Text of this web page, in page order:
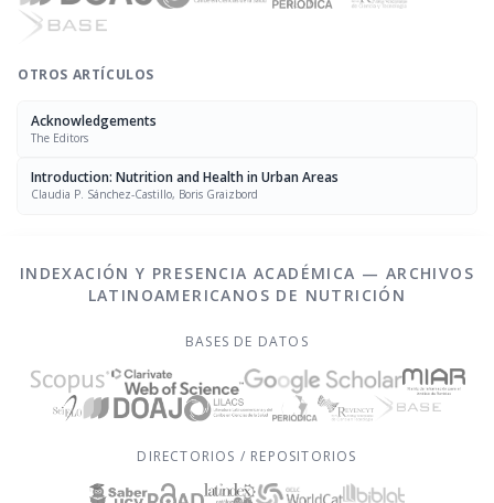
OTROS ARTÍCULOS
Acknowledgements
The Editors
Introduction: Nutrition and Health in Urban Areas
Claudia P. Sánchez-Castillo, Boris Graizbord
INDEXACIÓN Y PRESENCIA ACADÉMICA — ARCHIVOS
LATINOAMERICANOS DE NUTRICIÓN
BASES DE DATOS
DIRECTORIOS / REPOSITORIOS